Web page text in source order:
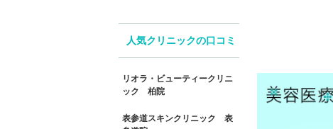
人気クリニックの口コミ
リオラ・ビューティークリニ
ック 柏院
表参道スキンクリニック 表